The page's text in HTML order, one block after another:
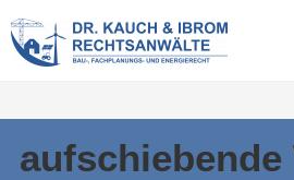
to
content